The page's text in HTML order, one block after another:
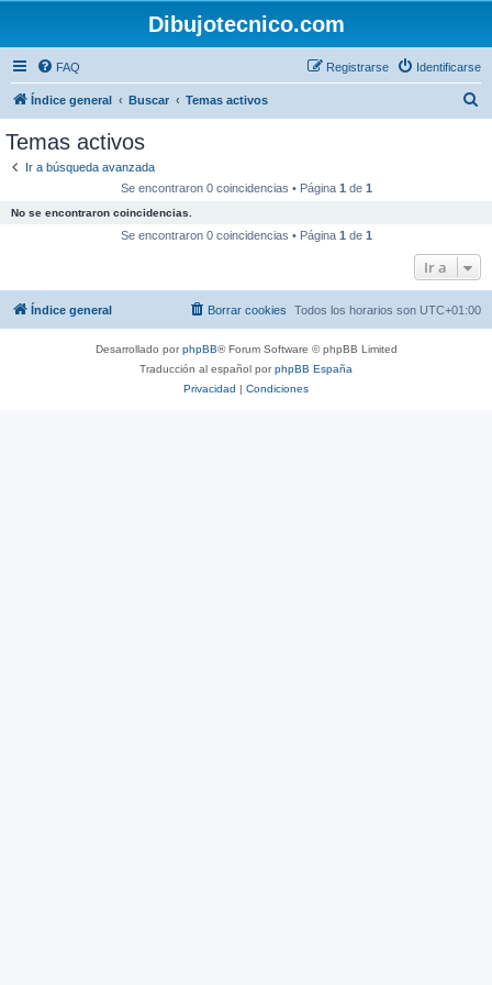
Dibujotecnico.com
FAQ Identificarse
Registrarse
Índice general Buscar Temas activos
Temas activos
Ir a búsqueda avanzada
Se encontraron 0 coincidencias • Página 1 de 1
No se encontraron coincidencias.
Se encontraron 0 coincidencias • Página 1 de 1
Ir a
Índice general Todos los horarios son UTC+01:00
Borrar cookies
Desarrollado porphpBB® Forum Software © phpBB Limited
Traducción al español porphpBB España
Privacidad | Condiciones